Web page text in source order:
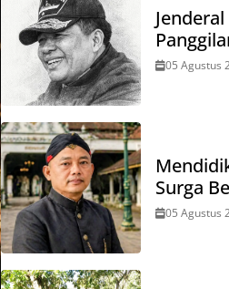
05 Agustus
Surga
05 Agustus